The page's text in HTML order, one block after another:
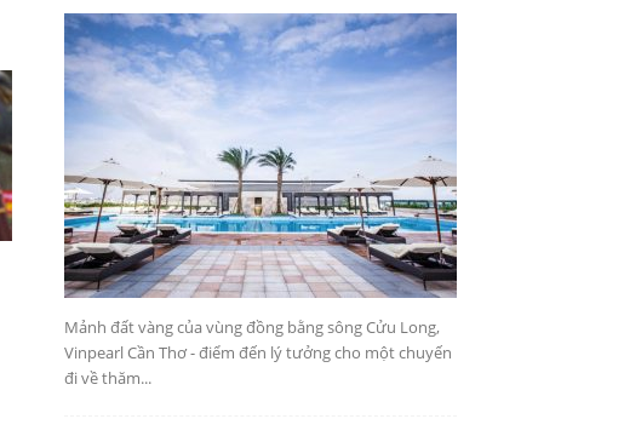
Mảnh đất vàng của vùng đồng bằng sông Cửu Long,
Vinpearl Cần Thơ - điểm đến lý tưởng cho một chuyến
đi về thăm...